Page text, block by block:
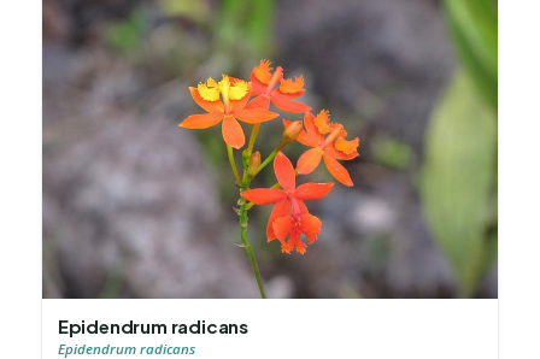
Epidendrum radicans
Epidendrum radicans